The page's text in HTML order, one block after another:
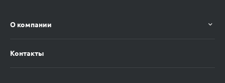
О компании
Контакты